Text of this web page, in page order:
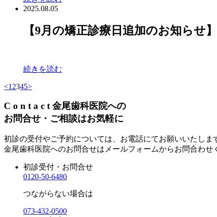
2025.08.05
【9月の矯正診療日追加のお知らせ】
続きを読む
<1 2345>
C o n t a c t 金尾歯科医院への
お問合せ・ご相談はお気軽に
初診の受付やご予約については、お電話にてお願いいたしま
金尾歯科医院へのお問合せはメールフォームからお問合わせ
初診受付・お問合せ
0120-50-6480
つながらない場合は
073-432-0500